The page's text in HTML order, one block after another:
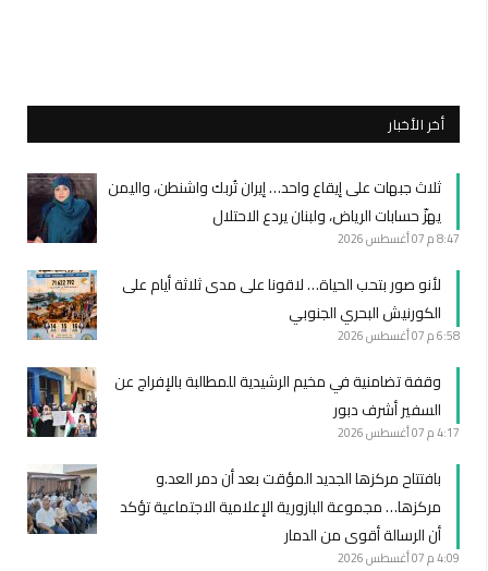
أخر الأخبار
ثلاث جبهات على إيقاع واحد… إيران تُربك واشنطن، واليمن
يهزّ حسابات الرياض، ولبنان يردع الاحتلال
8:47 م 07 أغسطس 2026
لأنو صور بتحب الحياة… لاقونا على مدى ثلاثة أيام على
الكورنيش البحري الجنوبي
6:58 م 07 أغسطس 2026
وقفة تضامنية في مخيم الرشيدية للمطالبة بالإفراج عن
السفير أشرف دبور
4:17 م 07 أغسطس 2026
بافتتاح مركزها الجديد المؤقت بعد أن دمر العد.و
مركزها… مجموعة البازورية الإعلامية الاجتماعية تؤكد
أن الرسالة أقوى من الدمار
4:09 م 07 أغسطس 2026